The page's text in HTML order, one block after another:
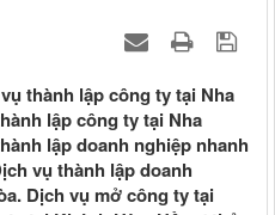
thành lập công ty tại Nha
lập công ty tại Nha
lập doanh nghiệp nhanh
vụ thành lập doanh
Dịch vụ mở công ty tại